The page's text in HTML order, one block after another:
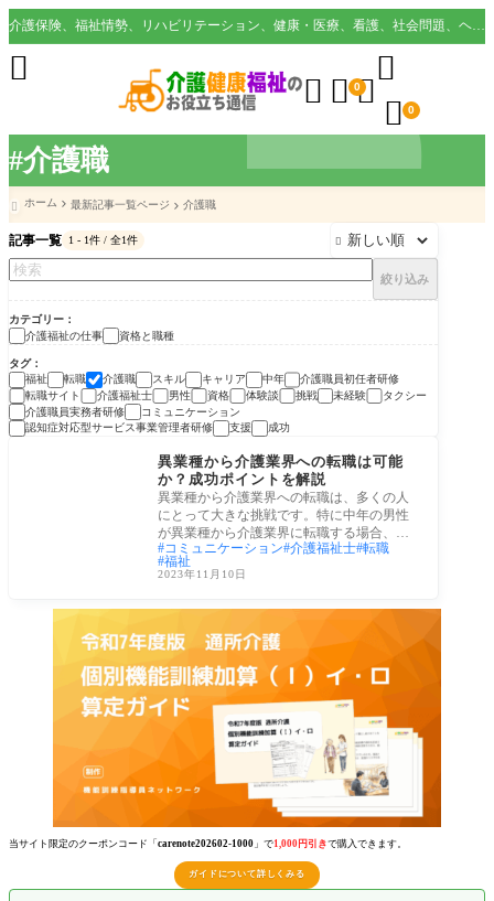
#介護職
介護保険、福祉情勢、リハビリテーション、健康・医療、看護、社会問題、ヘルスケア業界など様々な切り口から役立つ情報を配信。
  0

 0

 ホーム 最新記事一覧ページ 介護職
記事一覧 1 - 1件 / 全1件 
絞り込み
カテゴリー
介護福祉の仕事
資格と職種
タグ
福祉
転職 介護職 スキル キャリア 中年
介護職員初任者研修
転職サイト
介護福祉士 男性 資格 体験談 挑戦 未経験
タクシー
介護職員実務者研修
コミュニケーション
認知症対応型サービス事業管理者研修
支援 成功
介護福祉の仕事
異業種から介護業界への転職は可能
か？成功ポイントを解説
異業種から介護業界への転職は、多くの人
にとって大きな挑戦です。特に中年の男性
が異業種から介護業界に転職する場合、そ
の可能
コミュニケーション 介護福祉士 転職
福祉
2023年11月10日
当サイト限定のクーポンコード「 carenote202602-1000 」で1,000円引きで購入できます。
ガイドについて詳しくみる